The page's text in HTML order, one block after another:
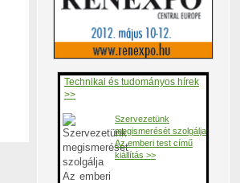
Technikai és tudományos hírek
>>
Szervezetünk
megismerését szolgálja
Az emberi test című
kiállítás >>